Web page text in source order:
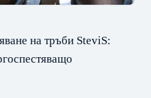
на тръби SteviS: